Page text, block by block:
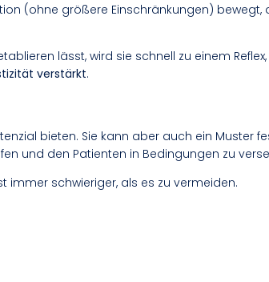
(ohne größere Einschränkungen)
lässt, wird sie schnell zu einem
verstärkt.
bieten. Sie kann aber auch ein
und den Patienten in Bedingungen zu
immer schwieriger, als es zu vermeiden.